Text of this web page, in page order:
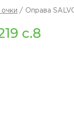
очки Оправа
c.8